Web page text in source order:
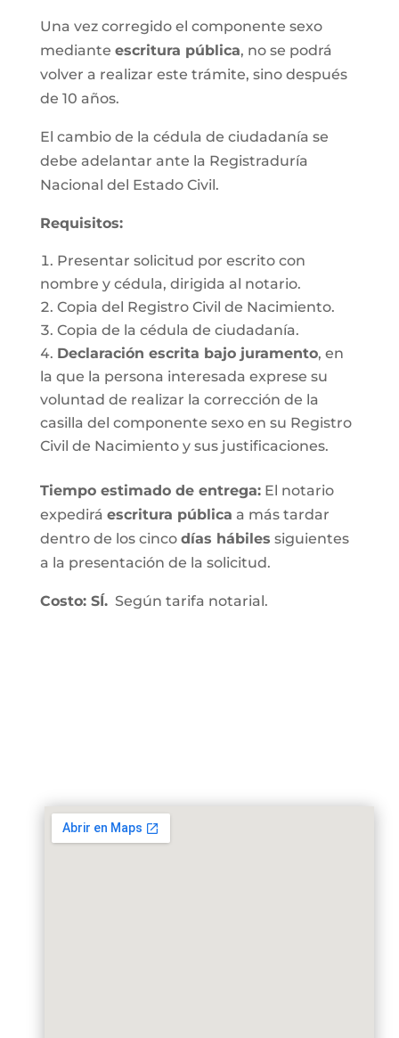
Una vez corregido el componente sexo
mediante escritura pública, no se podrá
volver a realizar este trámite, sino después
de 10 años.
El cambio de la cédula de ciudadanía se
debe adelantar ante la Registraduría
Nacional del Estado Civil.
Requisitos:
Presentar solicitud por escrito con
nombre y cédula, dirigida al notario.
Copia del Registro Civil de Nacimiento.
Copia de la cédula de ciudadanía.
Declaración escrita bajo juramento, en
la que la persona interesada exprese su
voluntad de realizar la corrección de la
casilla del componente sexo en su Registro
Civil de Nacimiento y sus justificaciones.
Tiempo estimado de entrega:El notario
expedirá escritura pública a más tardar
dentro de los cinco días hábiles siguientes
a la presentación de la solicitud.
Costo: SÍ.Según tarifa notarial.